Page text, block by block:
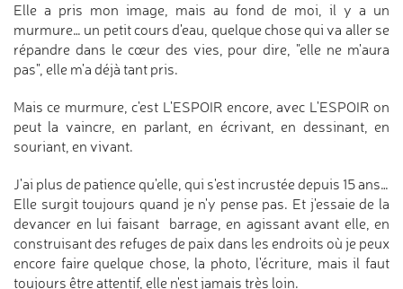
Elle a pris mon image, mais au fond de moi, il y a un
murmure… un petit cours d'eau, quelque chose qui va aller se
répandre dans le cœur des vies, pour dire, "elle ne m'aura
pas", elle m'a déjà tant pris.
Mais ce murmure, c'est L'ESPOIR encore, avec L'ESPOIR on
peut la vaincre, en parlant, en écrivant, en dessinant, en
souriant, en vivant.
J'ai plus de patience qu'elle, qui s'est incrustée depuis 15 ans…
Elle surgit toujours quand je n'y pense pas. Et j'essaie de la
devancer en lui faisant barrage, en agissant avant elle, en
construisant des refuges de paix dans les endroits où je peux
encore faire quelque chose, la photo, l'écriture, mais il faut
toujours être attentif, elle n'est jamais très loin.